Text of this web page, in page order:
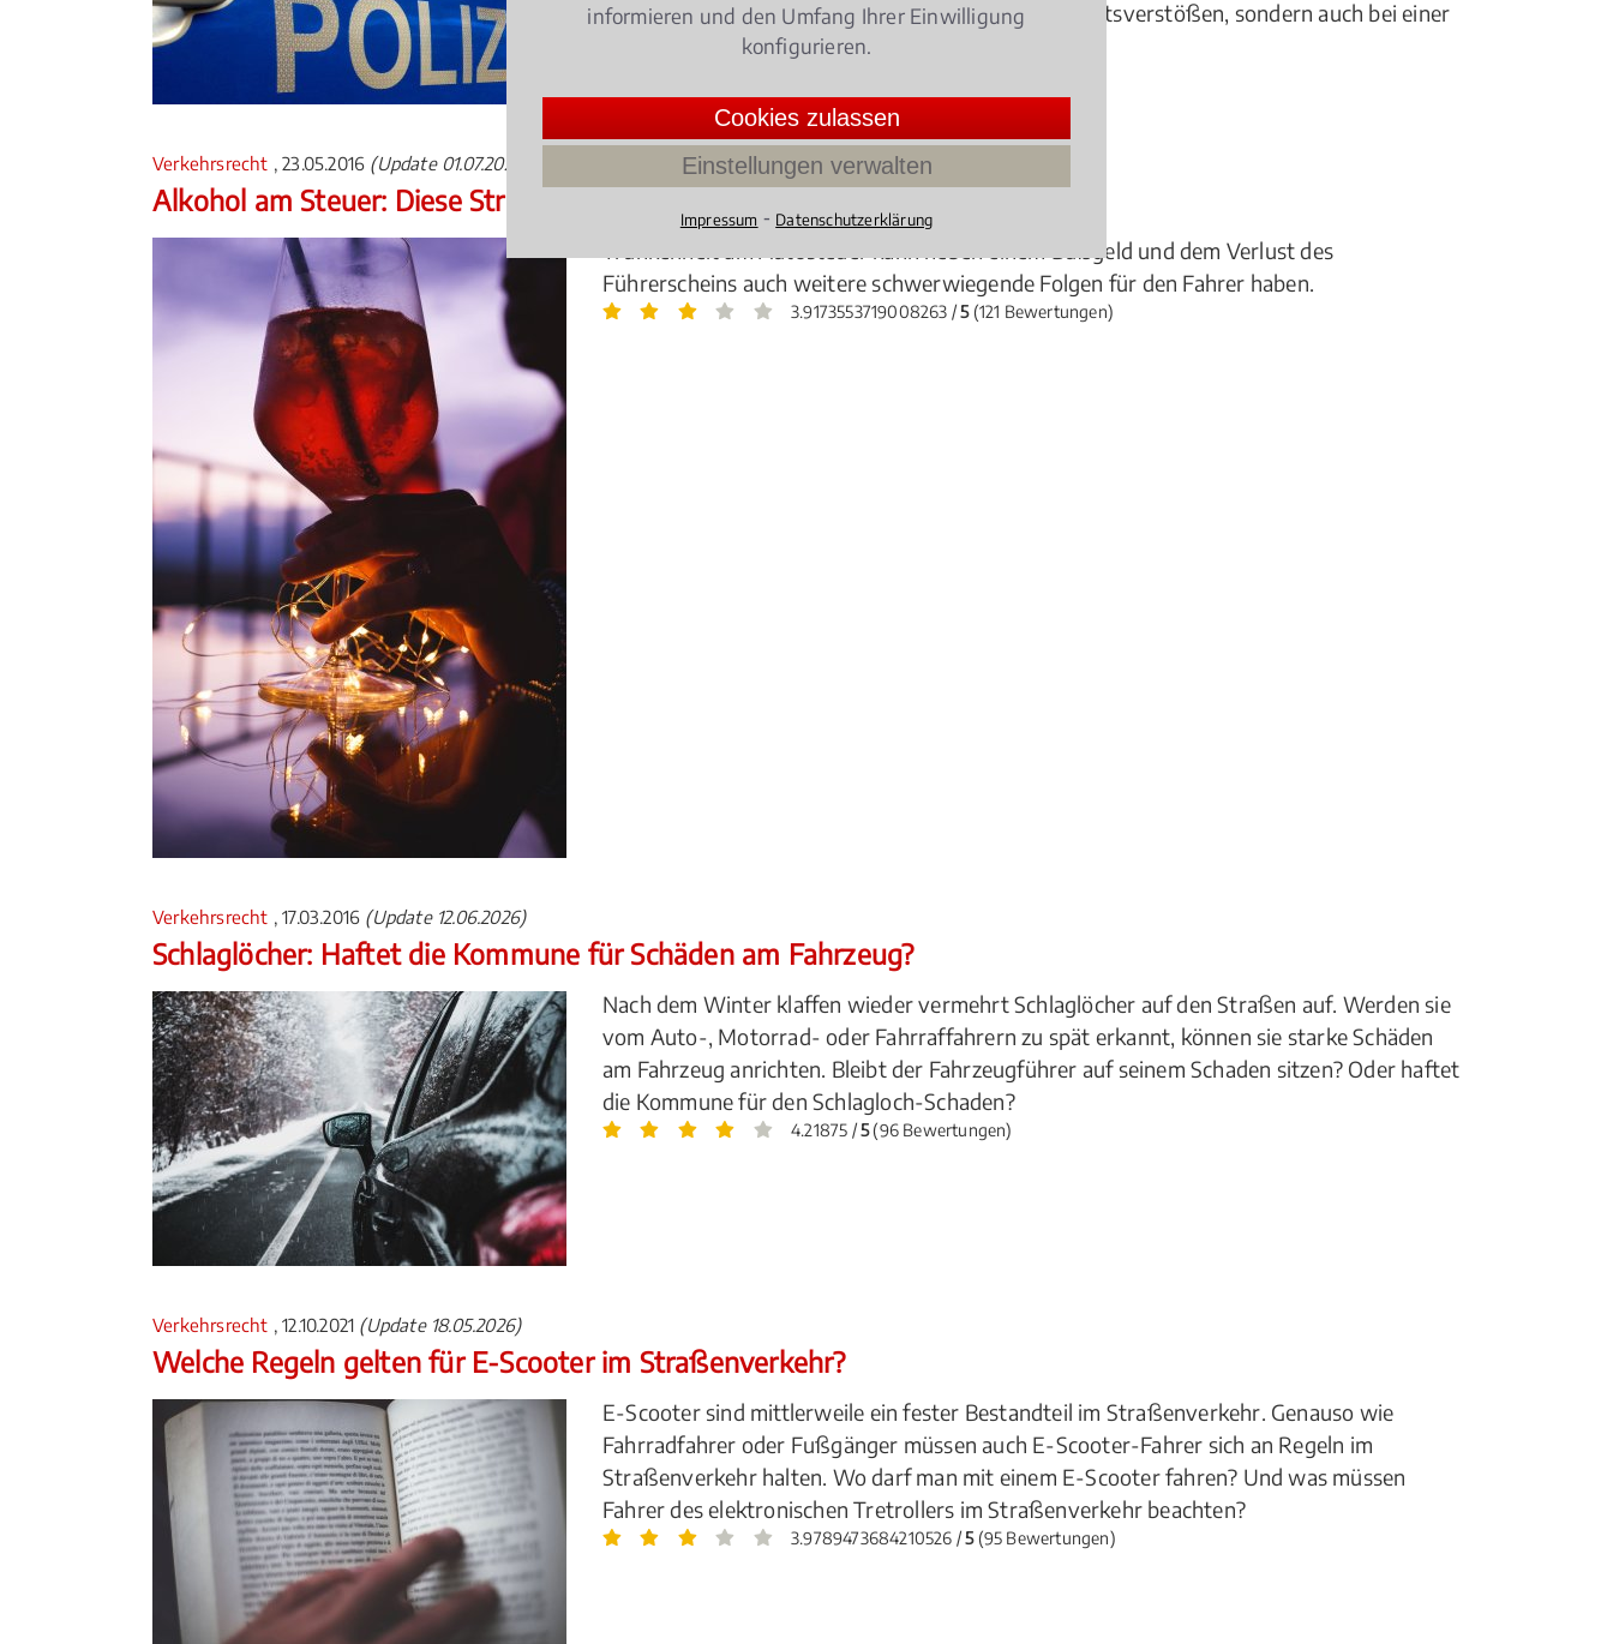
Fahrerlaubnis kann ihm nicht nur bei Geschwindigkeitsverstößen, sondern auch bei einer
Vielzahl von Parkverstößen entzogen werden.
Verkehrsrecht , 23.05.2016 (Update 01.07.2026)
Alkohol am Steuer: Diese Strafen drohen!
Trunkenheit am Autosteuer kann neben einem Bußgeld und dem Verlust des
Führerscheins auch weitere schwerwiegende Folgen für den Fahrer haben.
3.9173553719008263 /5(121 Bewertungen)
Verkehrsrecht , 17.03.2016 (Update 12.06.2026)
Schlaglöcher: Haftet die Kommune für Schäden am Fahrzeug?
Nach dem Winter klaffen wieder vermehrt Schlaglöcher auf den Straßen auf. Werden sie
vom Auto-, Motorrad- oder Fahrraffahrern zu spät erkannt, können sie starke Schäden
am Fahrzeug anrichten. Bleibt der Fahrzeugführer auf seinem Schaden sitzen? Oder haftet
die Kommune für den Schlagloch-Schaden?
4.21875 /5(96 Bewertungen)
Verkehrsrecht , 12.10.2021 (Update 18.05.2026)
Welche Regeln gelten für E-Scooter im Straßenverkehr?
E-Scooter sind mittlerweile ein fester Bestandteil im Straßenverkehr. Genauso wie
Fahrradfahrer oder Fußgänger müssen auch E-Scooter-Fahrer sich an Regeln im
Straßenverkehr halten. Wo darf man mit einem E-Scooter fahren? Und was müssen
Fahrer des elektronischen Tretrollers im Straßenverkehr beachten?
3.9789473684210526 /5(95 Bewertungen)
informieren und den Umfang Ihrer Einwilligung
konfigurieren.
Cookies zulassen
Einstellungen verwalten
Impressum ⁃ Datenschutzerklärung